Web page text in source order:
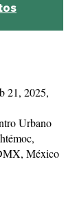
21, 2025,
Urbano
México